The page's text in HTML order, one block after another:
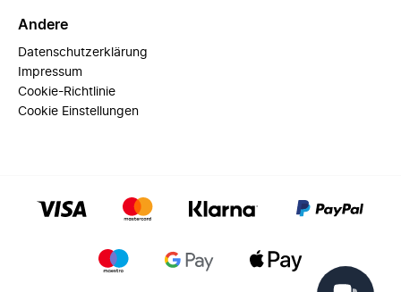
Andere
Datenschutzerklärung
Impressum
Cookie-Richtlinie
Cookie Einstellungen